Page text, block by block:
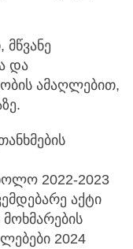
და
ამაღლებით,
2022-2023
აქტი
მოხმარების
2024